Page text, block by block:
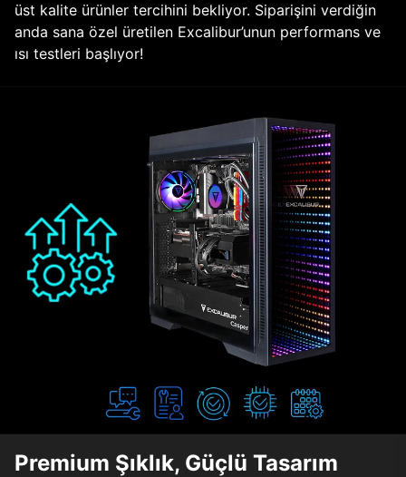
üst kalite ürünler tercihini bekliyor. Siparişini verdiğin
anda sana özel üretilen Excalibur’unun performans ve
ısı testleri başlıyor!
Premium Şıklık, Güçlü Tasarım